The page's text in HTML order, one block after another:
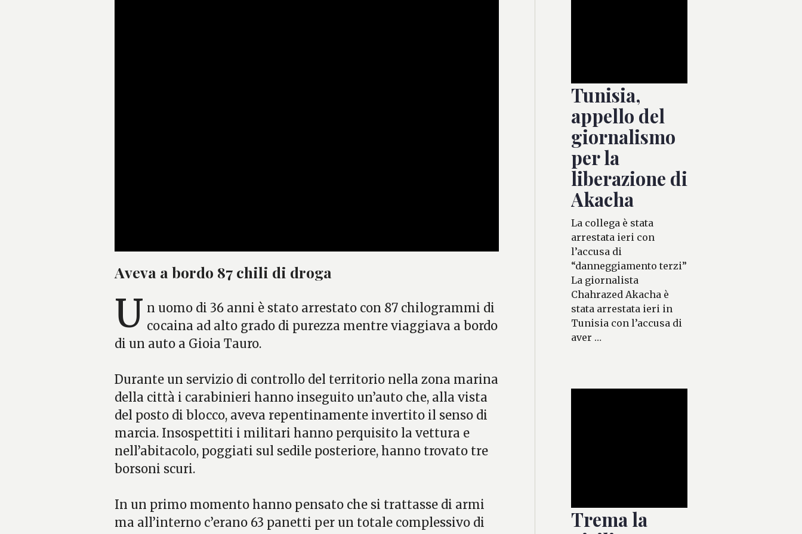
Aveva a bordo 87 chili di droga
U n uomo di 36 anni è stato arrestato con 87 chilogrammi di
cocaina ad alto grado di purezza mentre viaggiava a bordo
di un auto a Gioia Tauro.
Durante un servizio di controllo del territorio nella zona marina
della città i carabinieri hanno inseguito un’auto che, alla vista
del posto di blocco, aveva repentinamente invertito il senso di
marcia. Insospettiti i militari hanno perquisito la vettura e
nell’abitacolo, poggiati sul sedile posteriore, hanno trovato tre
borsoni scuri.
In un primo momento hanno pensato che si trattasse di armi
ma all’interno c’erano 63 panetti per un totale complessivo di
Tunisia,
appello del
giornalismo
per la
liberazione di
Akacha
La collega è stata
arrestata ieri con
l’accusa di
“danneggiamento terzi”
La giornalista
Chahrazed Akacha è
stata arrestata ieri in
Tunisia con l’accusa di
aver …
Trema la